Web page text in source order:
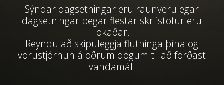
Sýndar dagsetningar eru raunverulegar
dagsetningar þegar flestar skrifstofur eru
lokaðar.
Reyndu að skipuleggja flutninga þína og
vörustjórnun á öðrum dögum til að forðast
vandamál.